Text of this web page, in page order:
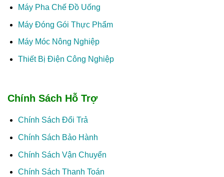
Máy Pha Chế Đồ Uống
Máy Đóng Gói Thực Phẩm
Máy Móc Nông Nghiệp
Thiết Bị Điện Công Nghiệp
Chính Sách Hỗ Trợ
Chính Sách Đổi Trả
Chính Sách Bảo Hành
Chính Sách Vận Chuyển
Chính Sách Thanh Toán